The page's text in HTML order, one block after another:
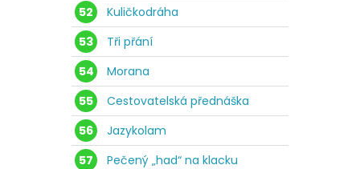
52
Kuličkodráha
53
Tři přání
54
Morana
55
Cestovatelská přednáška
56
Jazykolam
57
Pečený „had“ na klacku